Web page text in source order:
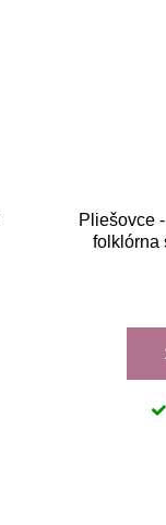
Pliešovce
folklórna